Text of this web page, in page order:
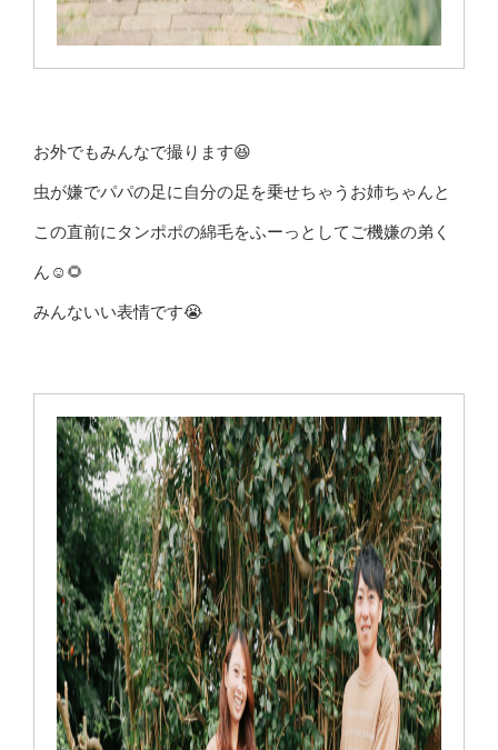
お外でもみんなで撮ります😆
虫が嫌でパパの足に自分の足を乗せちゃうお姉ちゃんと
この直前にタンポポの綿毛をふーっとしてご機嫌の弟く
ん☺🌻
みんないい表情です😭